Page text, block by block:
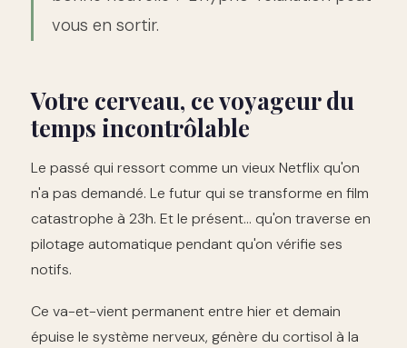
vous en sortir.
Votre cerveau, ce voyageur du
temps incontrôlable
Le passé qui ressort comme un vieux Netflix qu'on
n'a pas demandé. Le futur qui se transforme en film
catastrophe à 23h. Et le présent… qu'on traverse en
pilotage automatique pendant qu'on vérifie ses
notifs.
Ce va-et-vient permanent entre hier et demain
épuise le système nerveux, génère du cortisol à la